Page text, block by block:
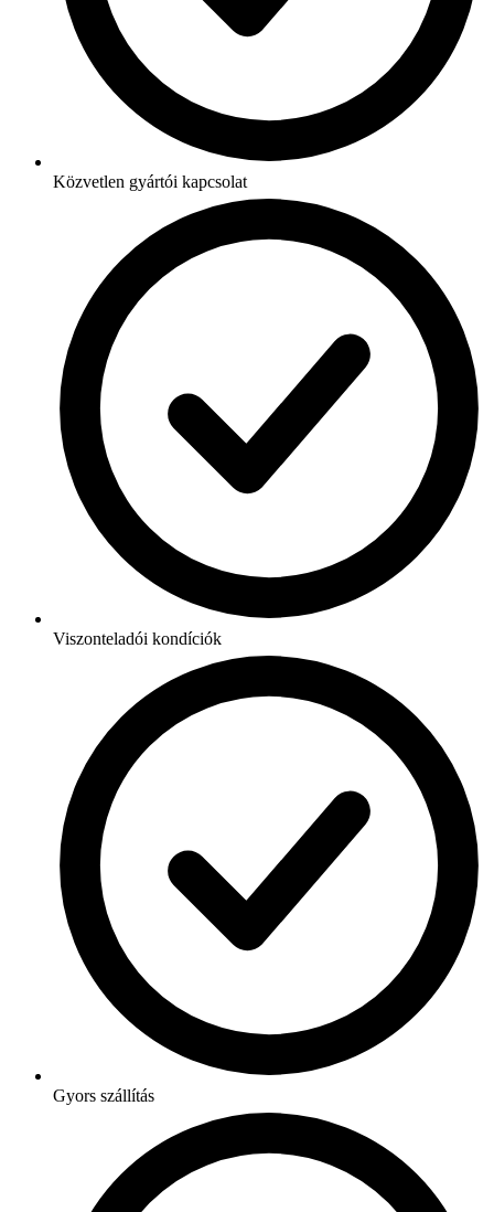
Közvetlen gyártói kapcsolat
Viszonteladói kondíciók
Gyors szállítás